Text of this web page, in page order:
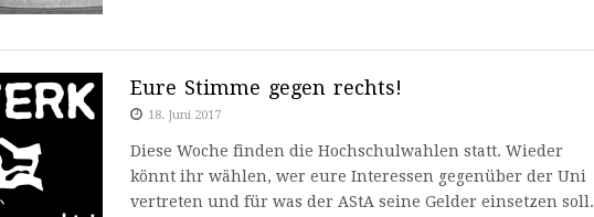
Eure Stimme gegen rechts!
18. Juni 2017
Diese Woche finden die Hochschulwahlen statt. Wieder
könnt ihr wählen, wer eure Interessen gegenüber der Uni
vertreten und für was der AStA seine Gelder einsetzen soll.